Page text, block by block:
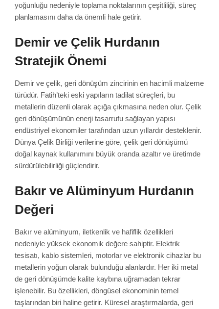
yoğunluğu nedeniyle toplama noktalarının çeşitliliği, süreç
planlamasını daha da önemli hale getirir.
Demir ve Çelik Hurdanın
Stratejik Önemi
Demir ve çelik, geri dönüşüm zincirinin en hacimli malzeme
türüdür. Fatih’teki eski yapıların tadilat süreçleri, bu
metallerin düzenli olarak açığa çıkmasına neden olur. Çelik
geri dönüşümünün enerji tasarrufu sağlayan yapısı
endüstriyel ekonomiler tarafından uzun yıllardır desteklenir.
Dünya Çelik Birliği verilerine göre, çelik geri dönüşümü
doğal kaynak kullanımını büyük oranda azaltır ve üretimde
sürdürülebilirliği güçlendirir.
Bakır ve Alüminyum Hurdanın
Değeri
Bakır ve alüminyum, iletkenlik ve hafiflik özellikleri
nedeniyle yüksek ekonomik değere sahiptir. Elektrik
tesisatı, kablo sistemleri, motorlar ve elektronik cihazlar bu
metallerin yoğun olarak bulunduğu alanlardır. Her iki metal
de geri dönüşümde kalite kaybına uğramadan tekrar
işlenebilir. Bu özellikleri, döngüsel ekonominin temel
taşlarından biri haline getirir. Küresel araştırmalarda, geri